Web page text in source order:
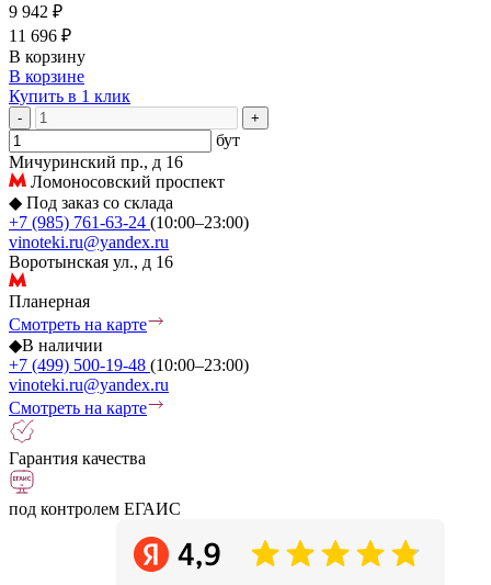
9 942 ₽
11 696 ₽
В корзину
В корзине
Купить в 1 клик
- +
бут
Мичуринский пр., д 16
Ломоносовский проспект
◆ Под заказ со склада
+7 (985) 761-63-24 (10:00–23:00)
vinoteki.ru@yandex.ru
Воротынская ул., д 16
Планерная
Смотреть на карте
◆В наличии
+7 (499) 500-19-48 (10:00–23:00)
vinoteki.ru@yandex.ru
Смотреть на карте
Гарантия качества
под контролем ЕГАИС